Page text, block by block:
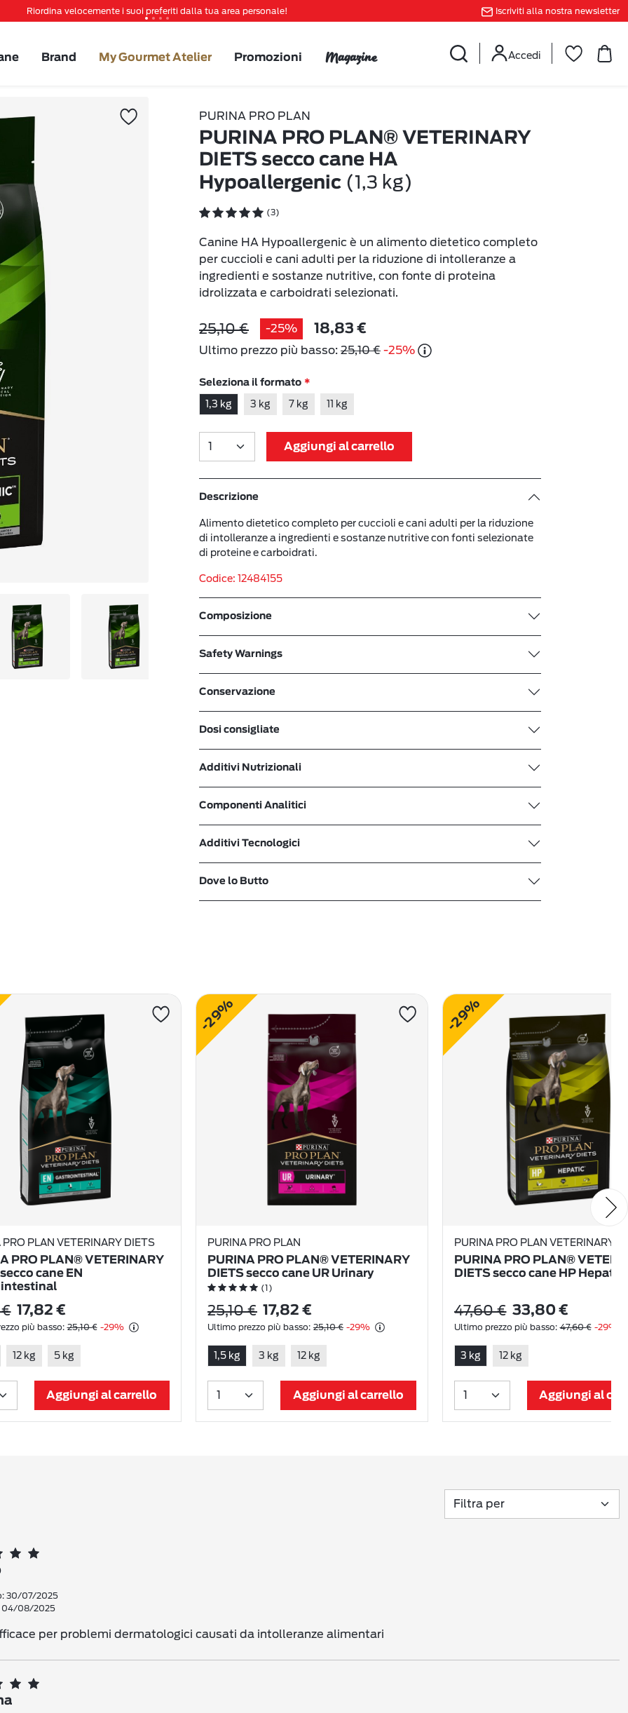
Riordina velocemente i suoi preferiti dalla tua area personale!
Spedizione gratuita a partire da 49 €
Iscriviti alla nostra newsletter
Brand My Gourmet Atelier Promozioni Magazine Accedi
PURINA PRO PLAN
PURINA PRO PLAN® VETERINARY
DIETS secco cane HA
Hypoallergenic (1,3 kg)
(3)
Canine HA Hypoallergenic è un alimento dietetico completo
per cuccioli e cani adulti per la riduzione di intolleranze a
ingredienti e sostanze nutritive, con fonte di proteina
idrolizzata e carboidrati selezionati.
25,10 € -25% 18,83 €
Ultimo prezzo più basso: 25,10 € -25%
Seleziona il formato
1,3 kg 3 kg 7 kg 11 kg
Aggiungi al carrello
Descrizione
Alimento dietetico completo per cuccioli e cani adulti per la riduzione
di intolleranze a ingredienti e sostanze nutritive con fonti selezionate
di proteine e carboidrati.
Codice: 12484155
Composizione
Safety Warnings
Conservazione
Dosi consigliate
Additivi Nutrizionali
Componenti Analitici
Additivi Tecnologici
Dove lo Butto
PRO PLAN VETERINARY DIETS
PRO PLAN® VETERINARY
cane EN
17,82 €
più basso: 25,10 € -29%
12 kg 5 kg
Aggiungi al carrello
-29%
PURINA PRO PLAN
PURINA PRO PLAN® VETERINARY
DIETS secco cane UR Urinary
(1)
25,10 € 17,82 €
Ultimo prezzo più basso: 25,10 € -29%
1,5 kg 3 kg 12 kg
Aggiungi al carrello
-29%
PURINA PRO PLAN VETERINARY
PURINA PRO PLAN®
DIETS secco cane HP Hepatic
47,60 € 33,80 €
Ultimo prezzo più basso: 47,60 € -29%
3 kg 12 kg
Aggiungi al
voti
30/07/2025
04/08/2025
per problemi dermatologici causati da intolleranze alimentari